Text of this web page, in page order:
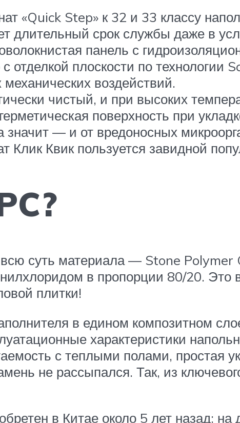
«Quick Step» к 32 и 33 классу
длительный срок службы даже в
панель с
отделкой плоскости по технологии
воздействий.
чистый, и при высоких
поверхность при
значит — и от вредоносных
Клик Квик пользуется завидной
суть материала — Stone Polymer
в пропорции 80/20. Это
плитки!
в едином композитном
характеристики
с теплыми полами, простая
не рассыпался. Так, из
в Китае около 5 лет назад: